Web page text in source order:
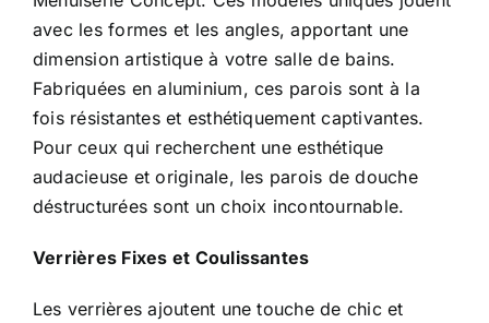
avec les formes et les angles, apportant une
dimension artistique à votre salle de bains.
Fabriquées en aluminium, ces parois sont à la
fois résistantes et esthétiquement captivantes.
Pour ceux qui recherchent une esthétique
audacieuse et originale, les parois de douche
déstructurées sont un choix incontournable.
Verrières Fixes et Coulissantes
Les verrières ajoutent une touche de chic et